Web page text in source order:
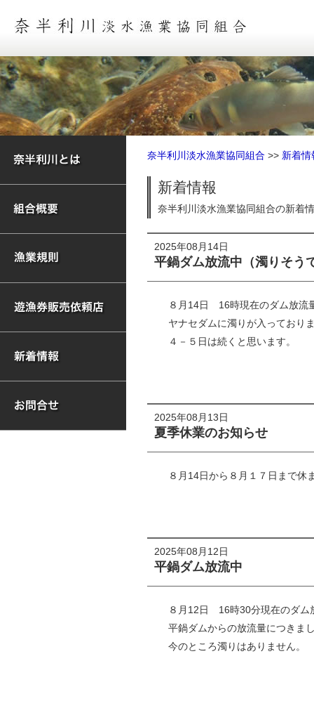
奈半利川淡水漁業協同組合 >> 新着情
新着情報
奈半利川淡水漁業協同組合の新着
2025年08月14日
平鍋ダム放流中（濁りそう
８月14日 16時現在のダム放流
ヤナセダムに濁りが入っており
４－５日は続くと思います。
2025年08月13日
夏季休業のお知らせ
８月14日から８月１７日まで休
2025年08月12日
平鍋ダム放流中
８月12日 16時30分現在のダム
平鍋ダムからの放流量につき
今のところ濁りはありません。